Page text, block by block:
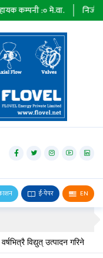
:०मे.वा. निजी क्षेत्र :०
ई-पेपर EN
विद्युत् उत्पादन गरिने